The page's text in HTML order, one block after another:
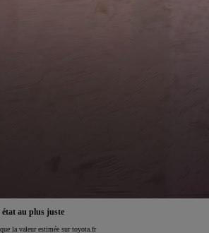
pour 1€ seulement